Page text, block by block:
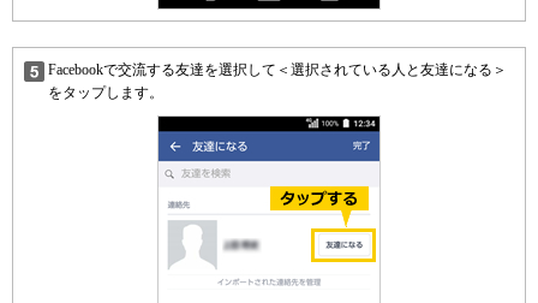
Facebookで交流する友達を選択して＜選択されている人と友達になる＞
をタップします。